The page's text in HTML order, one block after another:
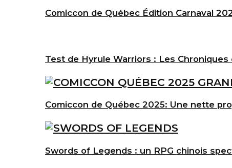
Comiccon de Québec Édition Carnaval
Test de Hyrule Warriors : Les
Comiccon de Québec 2025: Une nette
Swords of Legends : un RPG chinois